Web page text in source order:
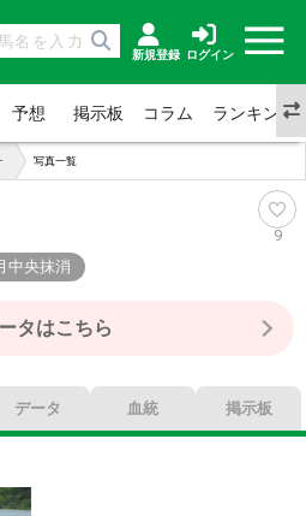
新規登録 ログイン
予想 掲示板 コラム ランキング
写真一覧
9
中央抹消
1-1-0-5
29%
29%
タはこちら
データ 血統 掲示板